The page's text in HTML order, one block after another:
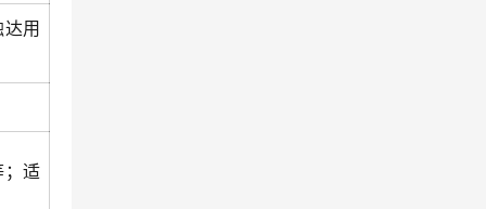
用
；适